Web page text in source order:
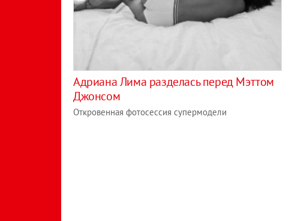
Адриана Лима разделась перед Мэттом
Джонсом
Откровенная фотосессия супермодели